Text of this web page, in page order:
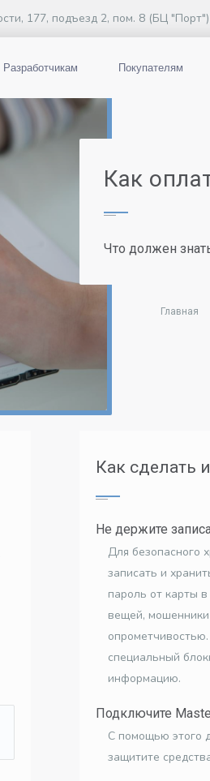
177, подъезд 2, пом. 8 (БЦ "Порт")
Разработчикам Покупателям
Как
Что должен
Главная
Как сделать
Не держите
Для безопасного
записать и
пароль от карты
вещей,
специальный
информацию.
Подключите
С помощью этого
защитите